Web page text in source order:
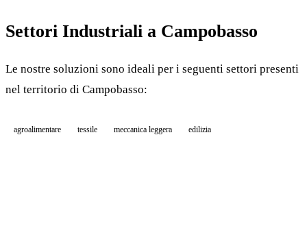
Settori Industriali a Campobasso
Le nostre soluzioni sono ideali per i seguenti settori presenti
nel territorio di Campobasso:
agroalimentare tessile meccanica leggera edilizia